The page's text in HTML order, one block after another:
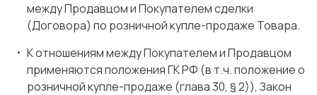
между Продавцом и Покупателем сделки
(Договора) по розничной купле-продаже Товара.
К отношениям между Покупателем и Продавцом
применяются положения ГК РФ (в т.ч. положение о
розничной купле-продаже (глава 30, § 2)), Закон